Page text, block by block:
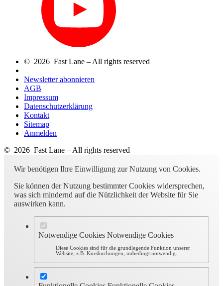
© 2026 Fast Lane – All rights reserved
Newsletter abonnieren
AGB
Impressum
Datenschutzerklärung
Kontakt
Sitemap
Anmelden
© 2026 Fast Lane – All rights reserved
Wir benötigen Ihre Einwilligung zur Nutzung von Cookies.
Sie können der Nutzung bestimmter Cookies widersprechen,
was sich mindernd auf die Nützlichkeit der Website für Sie
auswirken kann.
Notwendige Cookies Notwendige Cookies
Diese Cookies sind für die grundlegende Funktion unserer
Website, z.B. Kursbuchungen, unbedingt notwendig.